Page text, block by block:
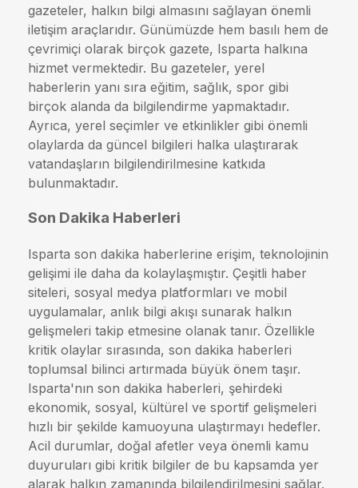
gazeteler, halkın bilgi almasını sağlayan önemli
iletişim araçlarıdır. Günümüzde hem basılı hem de
çevrimiçi olarak birçok gazete, Isparta halkına
hizmet vermektedir. Bu gazeteler, yerel
haberlerin yanı sıra eğitim, sağlık, spor gibi
birçok alanda da bilgilendirme yapmaktadır.
Ayrıca, yerel seçimler ve etkinlikler gibi önemli
olaylarda da güncel bilgileri halka ulaştırarak
vatandaşların bilgilendirilmesine katkıda
bulunmaktadır.
Son Dakika Haberleri
Isparta son dakika haberlerine erişim, teknolojinin
gelişimi ile daha da kolaylaşmıştır. Çeşitli haber
siteleri, sosyal medya platformları ve mobil
uygulamalar, anlık bilgi akışı sunarak halkın
gelişmeleri takip etmesine olanak tanır. Özellikle
kritik olaylar sırasında, son dakika haberleri
toplumsal bilinci artırmada büyük önem taşır.
Isparta'nın son dakika haberleri, şehirdeki
ekonomik, sosyal, kültürel ve sportif gelişmeleri
hızlı bir şekilde kamuoyuna ulaştırmayı hedefler.
Acil durumlar, doğal afetler veya önemli kamu
duyuruları gibi kritik bilgiler de bu kapsamda yer
alarak halkın zamanında bilgilendirilmesini sağlar.